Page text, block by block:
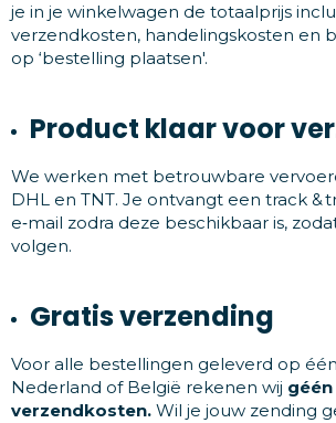
Outdoor en vrije tijd
Snoepgoed
Home en living
Health en wellness
Textiel
je in je winkelwagen de totaalprijs
verzendkosten, handelingskosten en
op ‘bestelling plaatsen'.
Product klaar voor
We werken met betrouwbare
DHL en TNT. Je ontvangt een track &
e‑mail zodra deze beschikbaar is,
volgen.
Gratis verzending
Voor alle bestellingen geleverd op
Nederland of België rekenen wij géén
verzendkosten. Wil je jouw zending